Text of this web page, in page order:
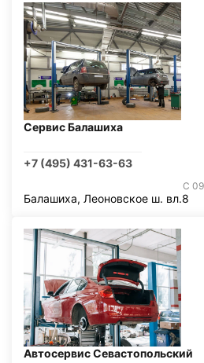
Сервис Балашиха
+7 (495) 431-63-63
С
Балашиха, Леоновское ш. вл.8
Автосервис Севастопольский